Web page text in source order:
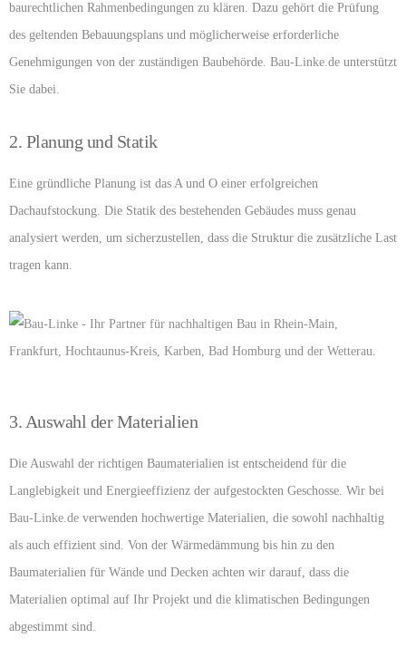
baurechtlichen Rahmenbedingungen zu klären. Dazu gehört die Prüfung
des geltenden Bebauungsplans und möglicherweise erforderliche
Genehmigungen von der zuständigen Baubehörde. Bau-Linke.de unterstützt
Sie dabei.
2. Planung und Statik
Eine gründliche Planung ist das A und O einer erfolgreichen
Dachaufstockung. Die Statik des bestehenden Gebäudes muss genau
analysiert werden, um sicherzustellen, dass die Struktur die zusätzliche Last
tragen kann.
3. Auswahl der Materialien
Die Auswahl der richtigen Baumaterialien ist entscheidend für die
Langlebigkeit und Energieeffizienz der aufgestockten Geschosse. Wir bei
Bau-Linke.de verwenden hochwertige Materialien, die sowohl nachhaltig
als auch effizient sind. Von der Wärmedämmung bis hin zu den
Baumaterialien für Wände und Decken achten wir darauf, dass die
Materialien optimal auf Ihr Projekt und die klimatischen Bedingungen
abgestimmt sind.